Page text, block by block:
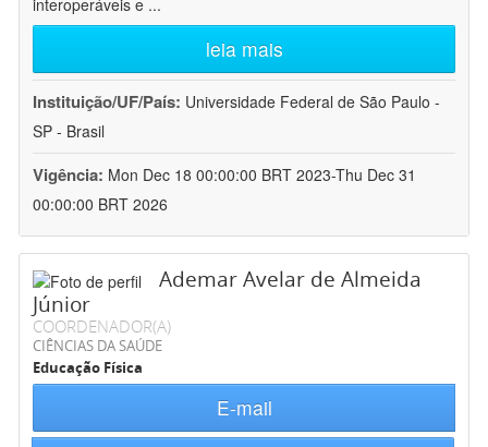
interoperáveis e ...
leia mais
Instituição/UF/País: Universidade Federal de São Paulo -
SP - Brasil
Vigência: Mon Dec 18 00:00:00 BRT 2023-Thu Dec 31
00:00:00 BRT 2026
Ademar Avelar de Almeida
Júnior
COORDENADOR(A)
CIÊNCIAS DA SAÚDE
Educação Física
E-mail